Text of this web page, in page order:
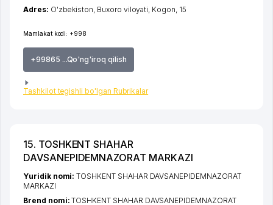
Mamlakat kodi: +998
+99865 ...Qo'ng'iroq qilish
Tashkilot tegishli bo'lgan Rubrikalar
Adres: O'zbekiston, Buxoro viloyati Kogon , 15
15. TOSHKENT SHAHAR
DAVSANEPIDEMNAZORAT MARKAZI
Yuridik nomi:TOSHKENT SHAHAR DAVSANEPIDEMNAZORAT
MARKAZI
Brend nomi:TOSHKENT SHAHAR DAVSANEPIDEMNAZORAT